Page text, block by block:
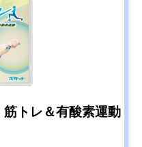
筋トレ＆有酸素運動